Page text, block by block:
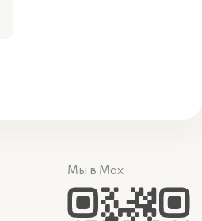
Мы в Max